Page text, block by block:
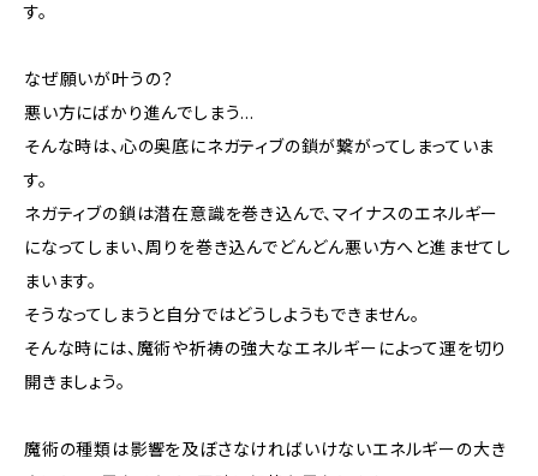
す。
なぜ願いが叶うの？
悪い方にばかり進んでしまう…
そんな時は、心の奥底にネガティブの鎖が繋がってしまっていま
す。
ネガティブの鎖は潜在意識を巻き込んで、マイナスのエネルギー
になってしまい、周りを巻き込んでどんどん悪い方へと進ませてし
まいます。
そうなってしまうと自分ではどうしようもできません。
そんな時には、魔術や祈祷の強大なエネルギーによって運を切り
開きましょう。
魔術の種類は影響を及ぼさなければいけないエネルギーの大き